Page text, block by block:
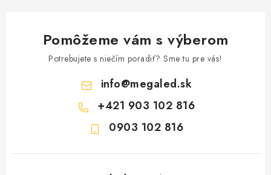
Pomôžeme vám s výberom
Potrebujete s niečím poradiť? Sme tu pre vás!
info@megaled.sk
+421 903 102 816
0903 102 816